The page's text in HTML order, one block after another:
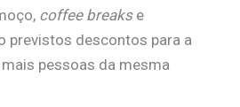
coffee breakse
previstos descontos para a
pessoas da mesma